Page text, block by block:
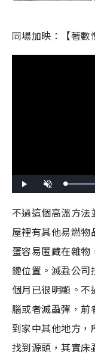
同場加映：【著數
l
n
t
e
不過這個高溫方
屋裡有其他易燃
蛋容易匿藏在雜
鏈位置。滅蝨公司
個月已很明顯。不
腦或者滅蝨彈，
到家中其他地方
找到源頭，其實床